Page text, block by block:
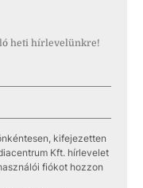
heti hírlevelünkre!
kifejezetten
Kft. hírlevelet
fiókot hozzon